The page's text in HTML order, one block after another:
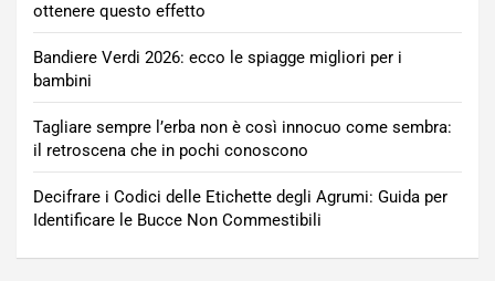
ottenere questo effetto
Bandiere Verdi 2026: ecco le spiagge migliori per i
bambini
Tagliare sempre l’erba non è così innocuo come sembra:
il retroscena che in pochi conoscono
Decifrare i Codici delle Etichette degli Agrumi: Guida per
Identificare le Bucce Non Commestibili